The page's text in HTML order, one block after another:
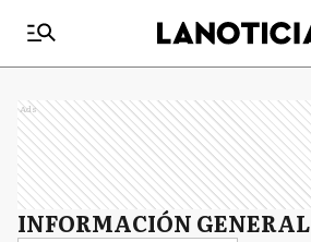
Ads
INFORMACIÓN GENERAL